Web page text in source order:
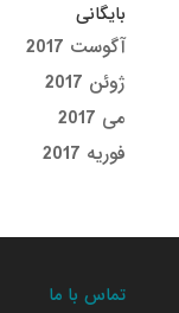
بایگانی
آگوست 2017
ژوئن 2017
می 2017
فوریه 2017
تماس با ما